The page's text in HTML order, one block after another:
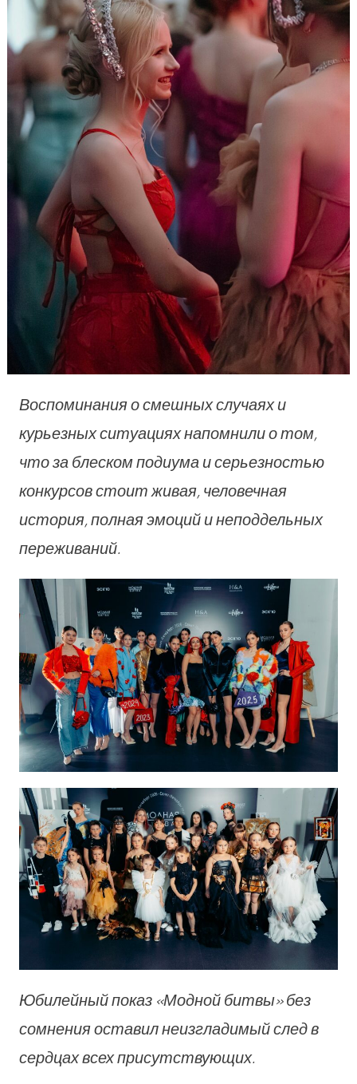
Воспоминания о смешных случаях и
курьезных ситуациях напомнили о том,
что за блеском подиума и серьезностью
конкурсов стоит живая, человечная
история, полная эмоций и неподдельных
переживаний.
Юбилейный показ «Модной битвы» без
сомнения оставил неизгладимый след в
сердцах всех присутствующих.